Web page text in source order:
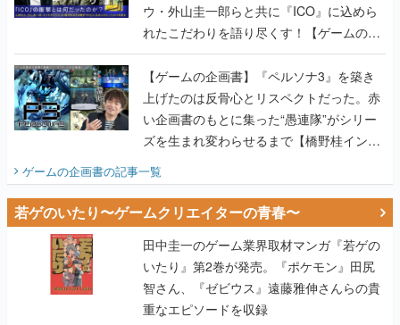
ウ・外山圭一郎らと共に『ICO』に込めら
れたこだわりを語り尽くす！【ゲームの企
画書】
【ゲームの企画書】『ペルソナ3』を築き
上げたのは反骨心とリスペクトだった。赤
い企画書のもとに集った“愚連隊”がシリー
ズを生まれ変わらせるまで【橋野桂インタ
ビュー】
ゲームの企画書の記事一覧
若ゲのいたり〜ゲームクリエイターの青春〜
田中圭一のゲーム業界取材マンガ『若ゲの
いたり』第2巻が発売。『ポケモン』田尻
智さん、『ゼビウス』遠藤雅伸さんらの貴
重なエピソードを収録